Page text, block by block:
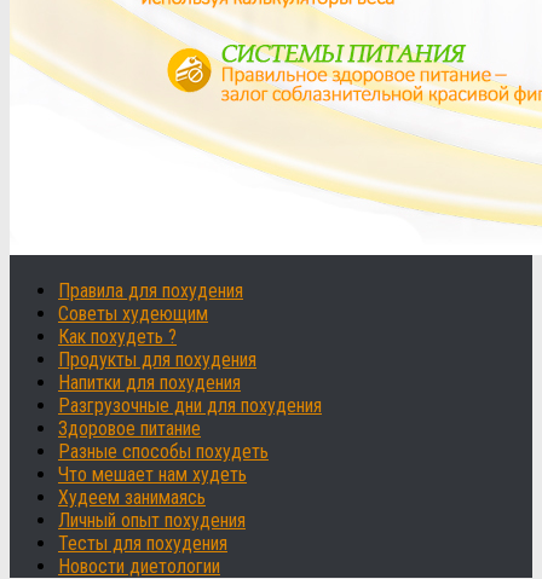
Правила для похудения
Советы худеющим
Как похудеть ?
Продукты для похудения
Напитки для похудения
Разгрузочные дни для похудения
Здоровое питание
Разные способы похудеть
Что мешает нам худеть
Худеем занимаясь
Личный опыт похудения
Тесты для похудения
Новости диетологии